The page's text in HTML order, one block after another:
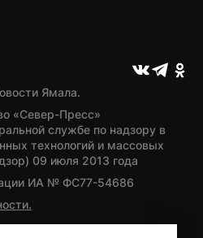
Ямала.
«Север-Пресс»
службе по надзору в
технологий и массовых
09 июля 2013 года
ИА № ФС77-54686